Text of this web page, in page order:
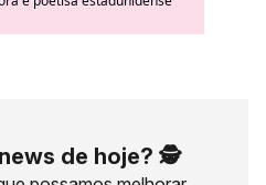
de hoje? 🕵️